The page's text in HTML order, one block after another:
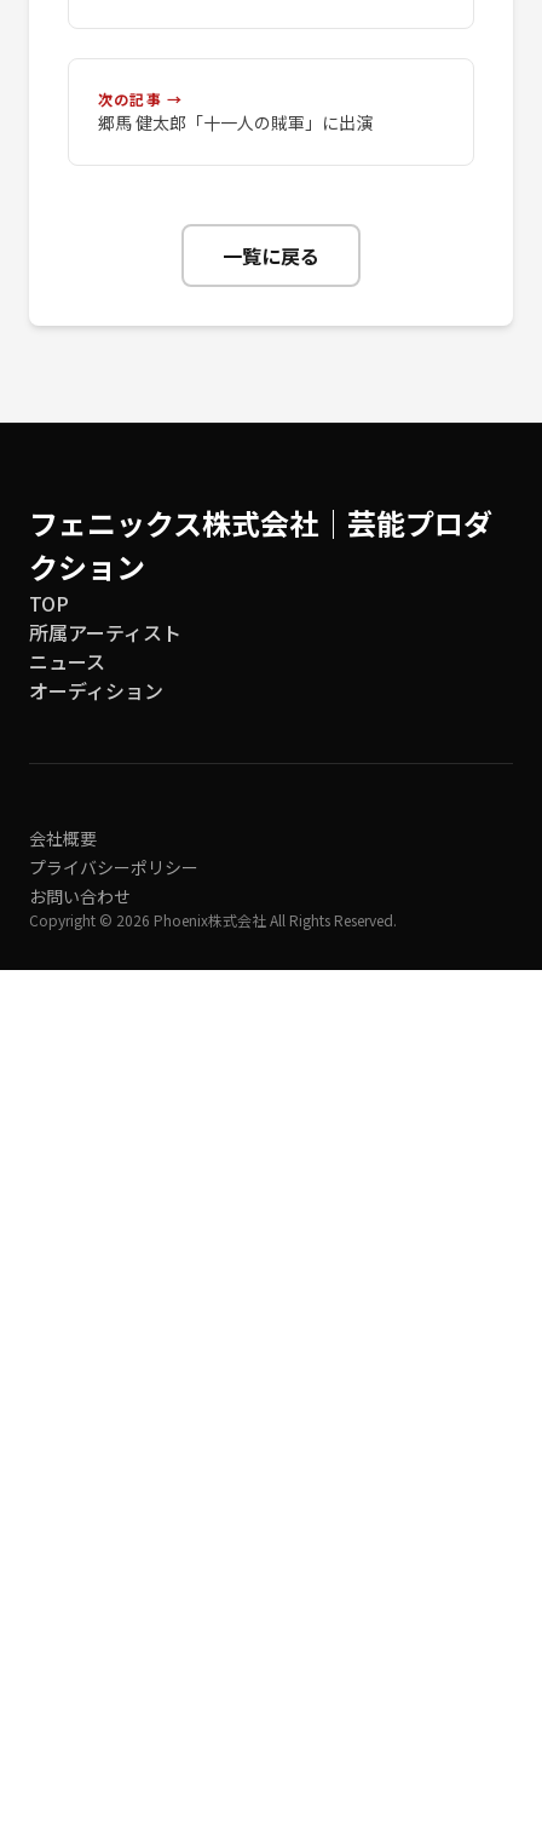
次の記事 →
郷馬 健太郎「十一人の賊軍」に出演
一覧に戻る
フェニックス株式会社│芸能プロダ
クション
TOP
所属アーティスト
ニュース
オーディション
会社概要
プライバシーポリシー
お問い合わせ
Copyright © 2026 Phoenix株式会社 All Rights Reserved.